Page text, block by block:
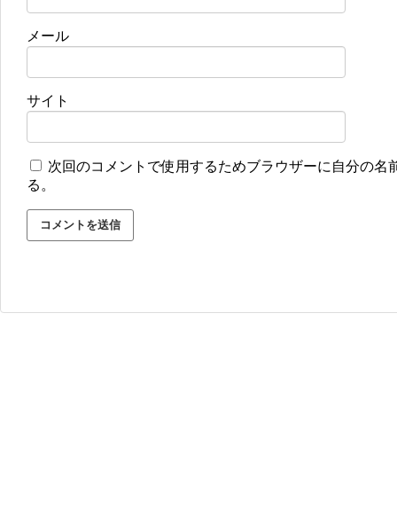
メール
サイト
次回のコメントで使用するためブラウザーに自分の名
る。